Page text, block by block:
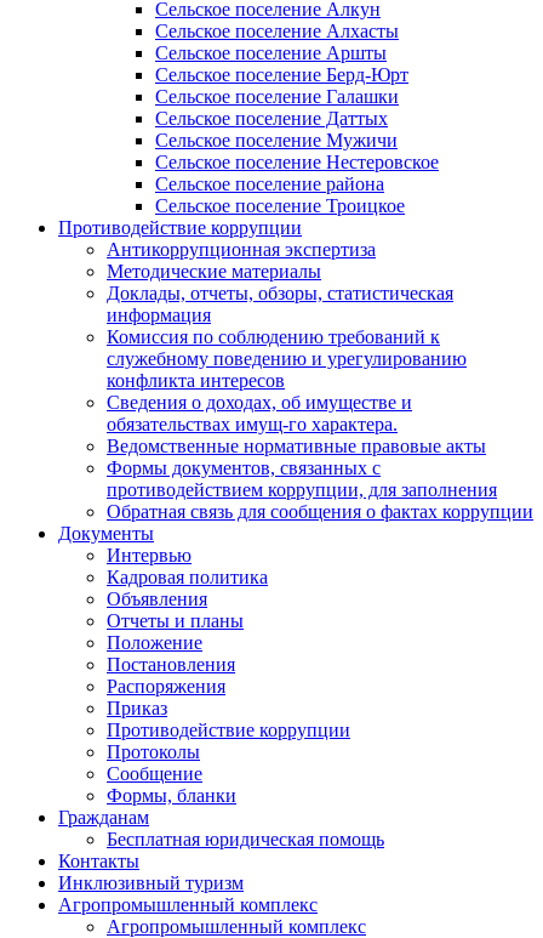
Сельское поселение Алкун
Сельское поселение Алхасты
Сельское поселение Аршты
Сельское поселение Берд-Юрт
Сельское поселение Галашки
Сельское поселение Даттых
Сельское поселение Мужичи
Сельское поселение Нестеровское
Сельское поселение района
Сельское поселение Троицкое
Противодействие коррупции
Антикоррупционная экспертиза
Методические материалы
Доклады, отчеты, обзоры, статистическая
информация
Комиссия по соблюдению требований к
служебному поведению и урегулированию
конфликта интересов
Сведения о доходах, об имуществе и
обязательствах имущ-го характера.
Ведомственные нормативные правовые акты
Формы документов, связанных с
противодействием коррупции, для заполнения
Обратная связь для сообщения о фактах коррупции
Документы
Интервью
Кадровая политика
Объявления
Отчеты и планы
Положение
Постановления
Распоряжения
Приказ
Противодействие коррупции
Протоколы
Сообщение
Формы, бланки
Гражданам
Бесплатная юридическая помощь
Контакты
Инклюзивный туризм
Агропромышленный комплекс
Агропромышленный комплекс